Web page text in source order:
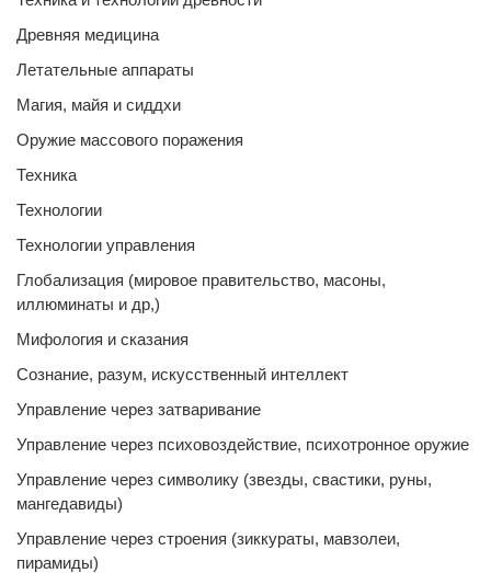
Древняя медицина
Летательные аппараты
Магия, майя и сиддхи
Оружие массового поражения
Техника
Технологии
Технологии управления
Глобализация (мировое правительство, масоны,
иллюминаты и др,)
Мифология и сказания
Сознание, разум, искусственный интеллект
Управление через затваривание
Управление через психовоздействие, психотронное оружие
Управление через символику (звезды, свастики, руны,
мангедавиды)
Управление через строения (зиккураты, мавзолеи,
пирамиды)